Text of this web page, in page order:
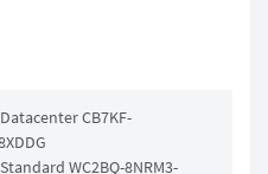
CB7KF-
WC2BQ-8NRM3-